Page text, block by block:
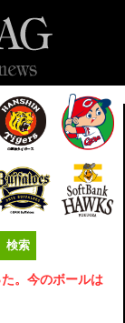
。今のボールは